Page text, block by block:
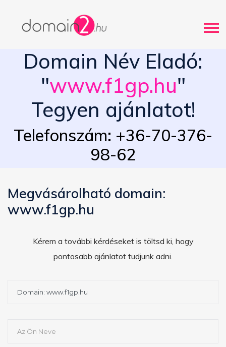
Domain Név Eladó:
"www.f1gp.hu"
Tegyen ajánlatot!
Telefonszám: +36-70-376-
98-62
Megvásárolható domain:
www.f1gp.hu
Kérem a további kérdéseket is töltsd ki, hogy
pontosabb ajánlatot tudjunk adni.